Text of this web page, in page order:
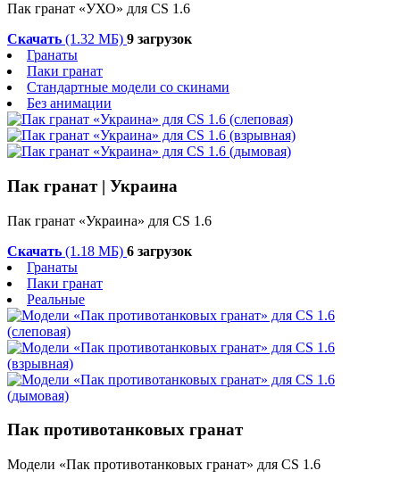
Пак гранат «УХО» для CS 1.6
Скачать (1.32 МБ) 9 загрузок
Гранаты
Паки гранат
Стандартные модели со скинами
Без анимации
Пак гранат | Украина
Пак гранат «Украина» для CS 1.6
Скачать (1.18 МБ) 6 загрузок
Гранаты
Паки гранат
Реальные
Пак противотанковых гранат
Модели «Пак противотанковых гранат» для CS 1.6